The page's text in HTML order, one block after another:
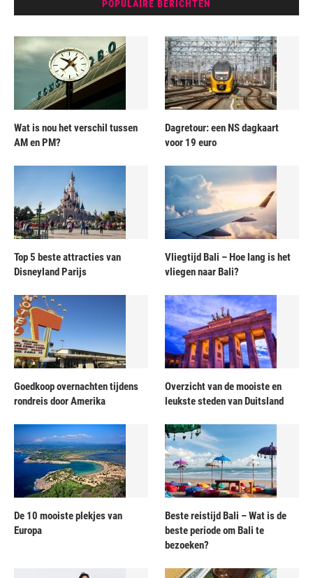
POPULAIRE BERICHTEN
Wat is nou het verschil tussen
AM en PM?
Dagretour: een NS dagkaart
voor 19 euro
Top 5 beste attracties van
Disneyland Parijs
Vliegtijd Bali – Hoe lang is het
vliegen naar Bali?
Goedkoop overnachten tijdens
rondreis door Amerika
Overzicht van de mooiste en
leukste steden van Duitsland
De 10 mooiste plekjes van
Europa
Beste reistijd Bali – Wat is de
beste periode om Bali te
bezoeken?